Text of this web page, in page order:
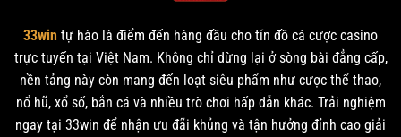
Các Vị Trí Trong Bóng Đá 33win: Vai Trò Tầm Quan Trọng
Tháng 3 20, 2025
33win tự hào là điểm đến hàng đầu cho tín đồ cá cược casino
trực tuyến tại Việt Nam. Không chỉ dừng lại ở sòng bài đẳng cấp,
nền tảng này còn mang đến loạt siêu phẩm như cược thể thao,
nổ hũ, xổ số, bắn cá và nhiều trò chơi hấp dẫn khác. Trải nghiệm
ngay tại 33win để nhận ưu đãi khủng và tận hưởng đỉnh cao giải